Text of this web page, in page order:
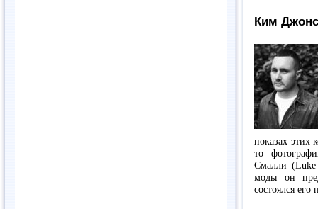
Ким
показах этих
то
Смалли (Luke
моды он
состоялся